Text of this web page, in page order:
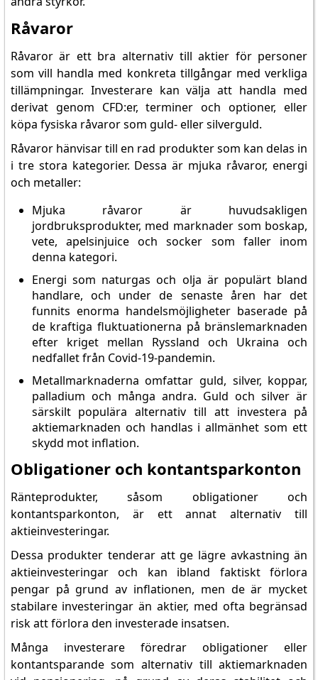
Råvaror
Råvaror är ett bra alternativ till aktier för personer
som vill handla med konkreta tillgångar med verkliga
tillämpningar. Investerare kan välja att handla med
derivat genom CFD:er, terminer och optioner, eller
köpa fysiska råvaror som guld- eller silverguld.
Råvaror hänvisar till en rad produkter som kan delas in
i tre stora kategorier. Dessa är mjuka råvaror, energi
och metaller:
Mjuka råvaror är huvudsakligen
jordbruksprodukter, med marknader som boskap,
vete, apelsinjuice och socker som faller inom
denna kategori.
Energi som naturgas och olja är populärt bland
handlare, och under de senaste åren har det
funnits enorma handelsmöjligheter baserade på
de kraftiga fluktuationerna på bränslemarknaden
efter kriget mellan Ryssland och Ukraina och
nedfallet från Covid-19-pandemin.
Metallmarknaderna omfattar guld, silver, koppar,
palladium och många andra. Guld och silver är
särskilt populära alternativ till att investera på
aktiemarknaden och handlas i allmänhet som ett
skydd mot inflation.
Obligationer och kontantsparkonton
Ränteprodukter, såsom obligationer och
kontantsparkonton, är ett annat alternativ till
aktieinvesteringar.
Dessa produkter tenderar att ge lägre avkastning än
aktieinvesteringar och kan ibland faktiskt förlora
pengar på grund av inflationen, men de är mycket
stabilare investeringar än aktier, med ofta begränsad
risk att förlora den investerade insatsen.
Många investerare föredrar obligationer eller
kontantsparande som alternativ till aktiemarknaden